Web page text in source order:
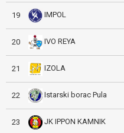
19 IMPOL
20 IVO REYA
21 IZOLA
22 Istarski borac Pula
23 JK IPPON KAMNIK